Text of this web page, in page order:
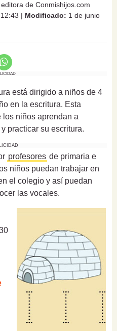
, editora de Conmishijos.com
| Modificado: 1 de junio
está dirigido a niños de 4
en la escritura. Esta
niños aprendan a
practicar su escritura.
profesores de primaria e
niños puedan trabajar en
el colegio y así puedan
las vocales.